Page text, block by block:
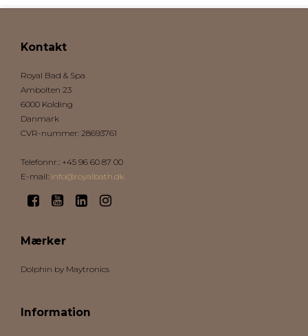
Kontakt
Royal Bad & Spa
Ambolten 23
6000 Kolding
Danmark
CVR-nummer: 28693761
Telefonnr. : +45 96 60 87 00
E-mail: info@royalbath.dk
Mærker
Dolphin by Maytronics
Information